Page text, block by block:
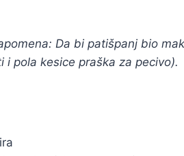
Da bi patišpanj bio
i pola kesice praška za pecivo).